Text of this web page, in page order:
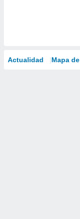
Actualidad Mapa